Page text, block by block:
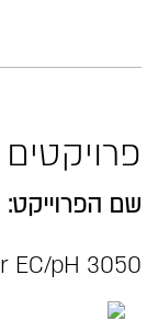
שם הפרוייקט:
EC/pH 3050